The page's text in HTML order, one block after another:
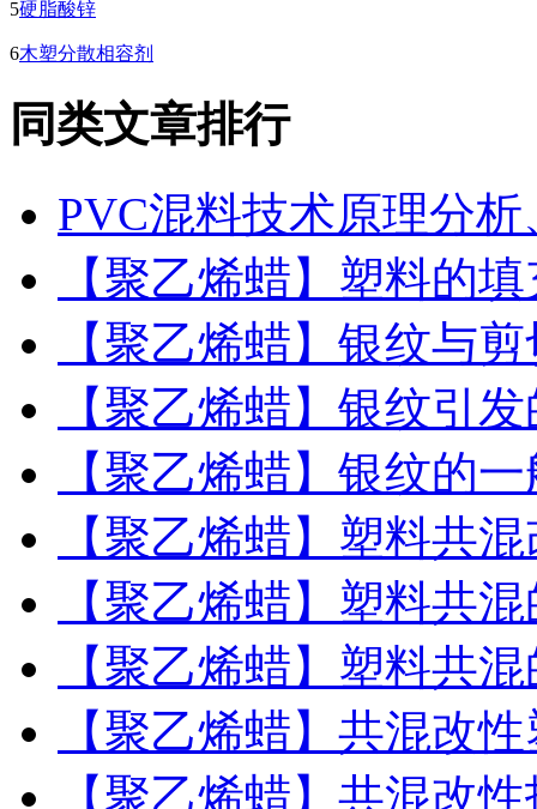
5硬脂酸锌
6木塑分散相容剂
同类文章排行
PVC混料技术原理分
【聚乙烯蜡】塑料的
【聚乙烯蜡】银纹与
【聚乙烯蜡】银纹引
【聚乙烯蜡】银纹的
【聚乙烯蜡】塑料共
【聚乙烯蜡】塑料共
【聚乙烯蜡】塑料共
【聚乙烯蜡】共混改
【聚乙烯蜡】共混改